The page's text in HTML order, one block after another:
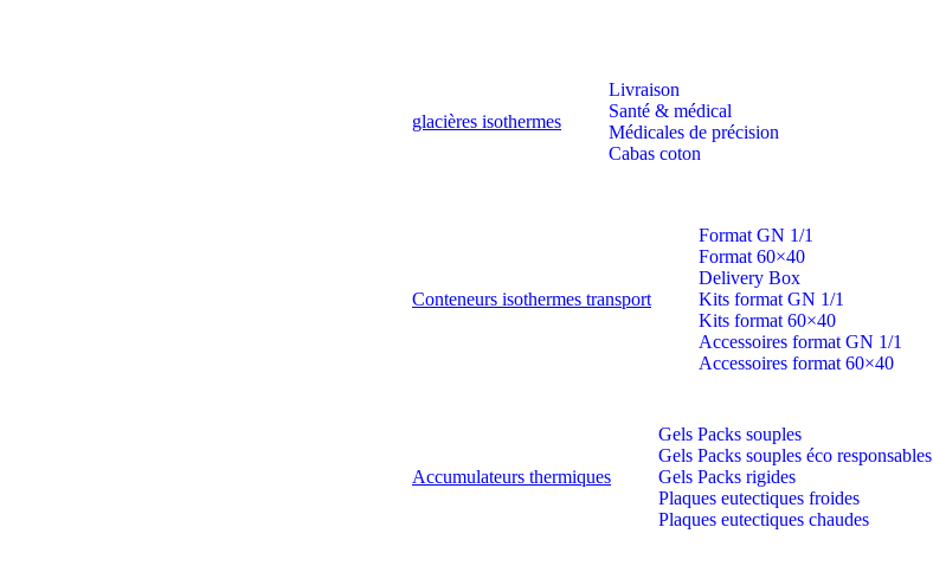
glacières isothermes
Livraison
Santé & médical
Médicales de précision
Cabas coton
Conteneurs isothermes transport
Format GN 1/1
Format 60×40
Delivery Box
Kits format GN 1/1
Kits format 60×40
Accessoires format GN 1/1
Accessoires format 60×40
Accumulateurs thermiques
Gels Packs souples
Gels Packs souples éco responsables
Gels Packs rigides
Plaques eutectiques froides
Plaques eutectiques chaudes